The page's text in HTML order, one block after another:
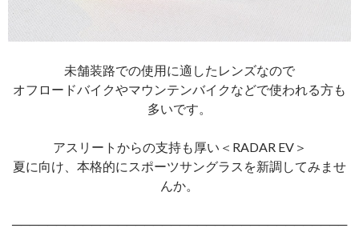
未舗装路での使用に適したレンズなので
オフロードバイクやマウンテンバイクなどで使われる方も
多いです。
アスリートからの支持も厚い＜RADAR EV＞
夏に向け、本格的にスポーツサングラスを新調してみませ
んか。
──────────────────────────────────────